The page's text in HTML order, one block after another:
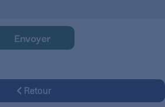
Envoyer
Retour